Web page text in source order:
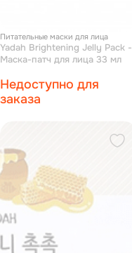
Питательные маски для лица
Yadah Brightening Jelly Pack -
Маска-патч для лица 33 мл
Недоступно для
заказа